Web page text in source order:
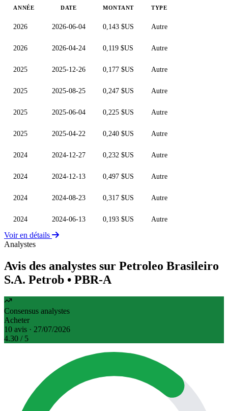
ANNÉE DATE MONTANT TYPE
2026 2026-06-04 0,143 $US Autre
2026 2026-04-24 0,119 $US Autre
2025 2025-12-26 0,177 $US Autre
2025 2025-08-25 0,247 $US Autre
2025 2025-06-04 0,225 $US Autre
2025 2025-04-22 0,240 $US Autre
2024 2024-12-27 0,232 $US Autre
2024 2024-12-13 0,497 $US Autre
2024 2024-08-23 0,317 $US Autre
2024 2024-06-13 0,193 $US Autre
Voir en détails
Analystes
Avis des analystes sur Petroleo Brasileiro
S.A. Petrob • PBR-A
Consensus analystes
Acheter
10 avis · 27/07/2026
4.30 / 5